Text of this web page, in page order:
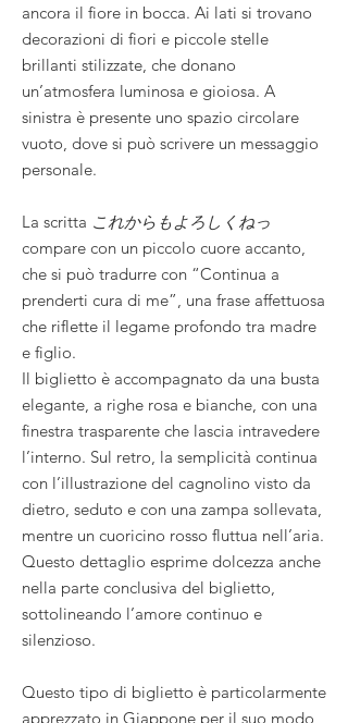
ancora il fiore in bocca. Ai lati si trovano
decorazioni di fiori e piccole stelle
brillanti stilizzate, che donano
un’atmosfera luminosa e gioiosa. A
sinistra è presente uno spazio circolare
vuoto, dove si può scrivere un messaggio
personale.
La scritta これからもよろしくねっ
compare con un piccolo cuore accanto,
che si può tradurre con “Continua a
prenderti cura di me”, una frase affettuosa
che riflette il legame profondo tra madre
e figlio.
Il biglietto è accompagnato da una busta
elegante, a righe rosa e bianche, con una
finestra trasparente che lascia intravedere
l’interno. Sul retro, la semplicità continua
con l’illustrazione del cagnolino visto da
dietro, seduto e con una zampa sollevata,
mentre un cuoricino rosso fluttua nell’aria.
Questo dettaglio esprime dolcezza anche
nella parte conclusiva del biglietto,
sottolineando l’amore continuo e
silenzioso.
Questo tipo di biglietto è particolarmente
apprezzato in Giappone per il suo modo